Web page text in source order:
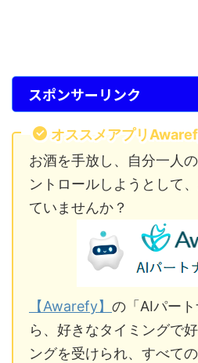
スポンサーリンク
オススメアプリ
お酒を手放し、自分一人
ントロールしようとして
ていませんか？
【Awarefy】 の「AIパー
ら、好きなタイミングで
ングを受けられ、すべて